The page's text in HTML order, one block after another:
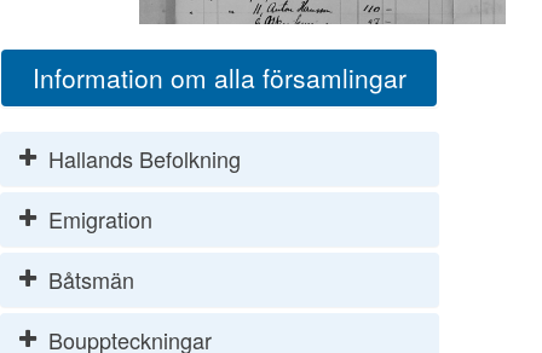
Information om alla församlingar
Hallands Befolkning
Emigration
Båtsmän
Bouppteckningar